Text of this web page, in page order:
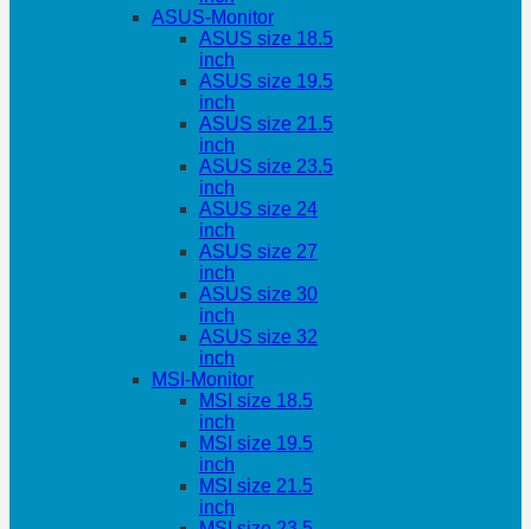
ASUS-Monitor
ASUS size 18.5
inch
ASUS size 19.5
inch
ASUS size 21.5
inch
ASUS size 23.5
inch
ASUS size 24
inch
ASUS size 27
inch
ASUS size 30
inch
ASUS size 32
inch
MSI-Monitor
MSI size 18.5
inch
MSI size 19.5
inch
MSI size 21.5
inch